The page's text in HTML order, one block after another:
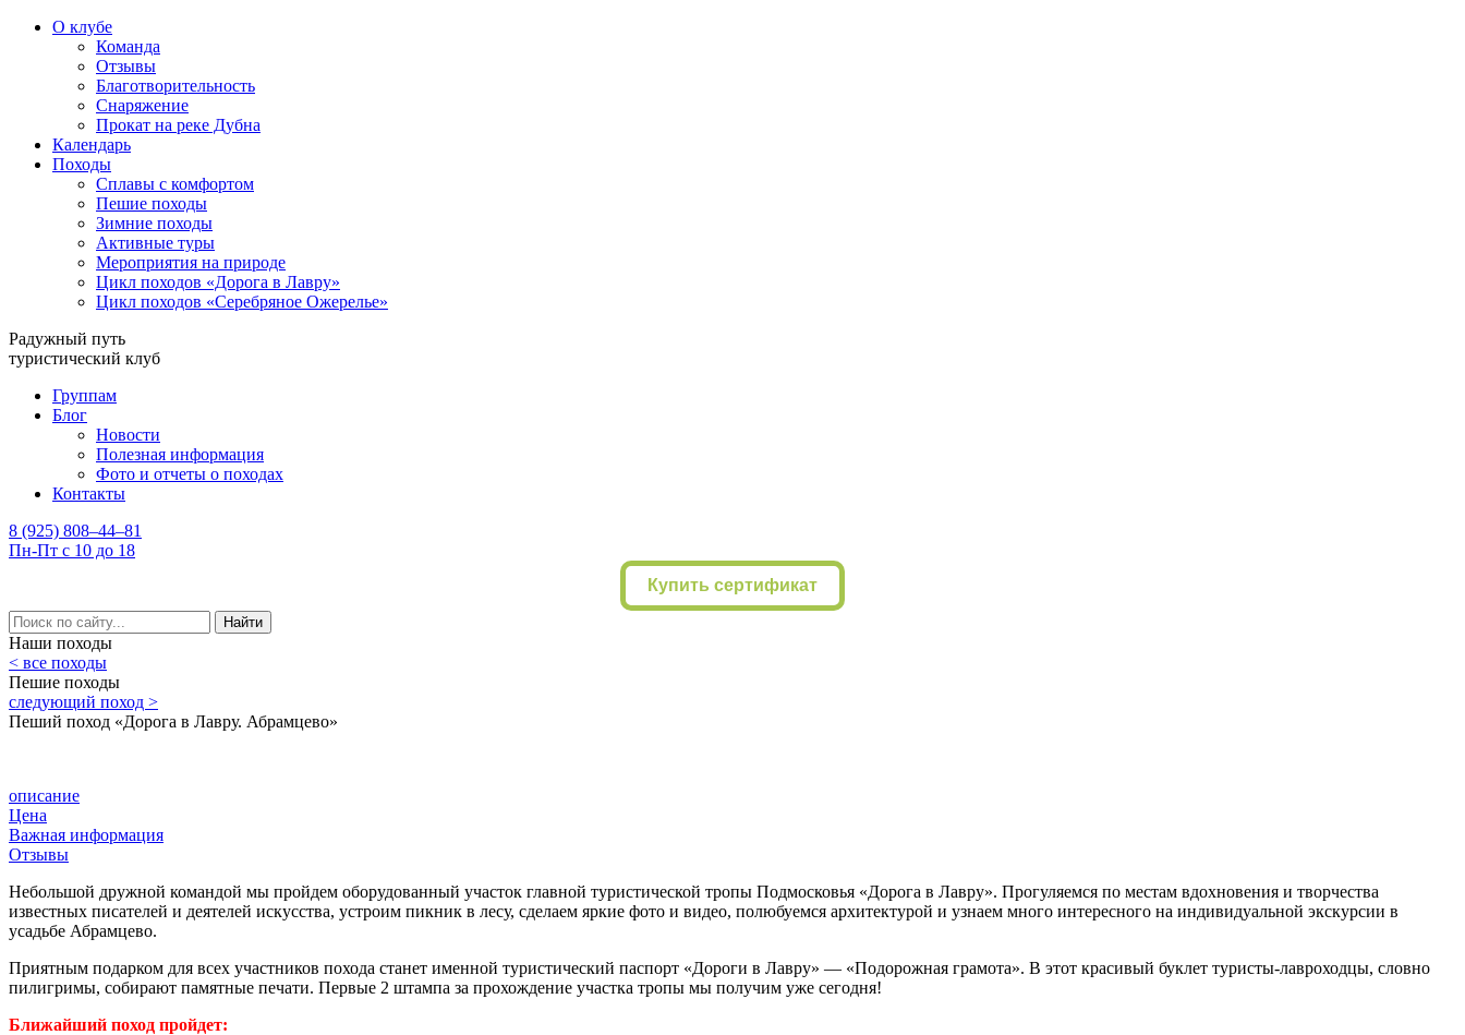
О клубе
Команда
Отзывы
Благотворительность
Снаряжение
Прокат на реке Дубна
Календарь
Походы
Сплавы с комфортом
Пешие походы
Зимние походы
Активные туры
Мероприятия на природе
Цикл походов «Дорога в Лавру»
Цикл походов «Серебряное Ожерелье»
Радужный путь
туристический клуб
Группам
Блог
Новости
Полезная информация
Фото и отчеты о походах
Контакты
8 (925) 808–44–81
Пн-Пт с 10 до 18
Купить сертификат
Найти
Наши походы
< все походы
Пешие походы
следующий поход >
Пеший поход «Дорога в Лавру. Абрамцево»
описание
Цена
Важная информация
Отзывы
Небольшой дружной командой мы пройдем оборудованный участок главной туристической тропы Подмосковья «Дорога в Лавру». Прогуляемся по местам вдохновения и творчества
известных писателей и деятелей искусства, устроим пикник в лесу, сделаем яркие фото и видео, полюбуемся архитектурой и узнаем много интересного на индивидуальной экскурсии в
усадьбе Абрамцево.
Приятным подарком для всех участников похода станет именной туристический паспорт «Дороги в Лавру» — «Подорожная грамота». В этот красивый буклет туристы-лавроходцы, словно
пилигримы, собирают памятные печати. Первые 2 штампа за прохождение участка тропы мы получим уже сегодня!
Ближайший поход пройдет: